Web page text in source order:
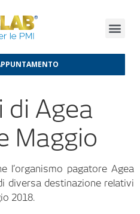
di Agea
Maggio
l’organismo pagatore Agea
diversa destinazione relativi
2018.